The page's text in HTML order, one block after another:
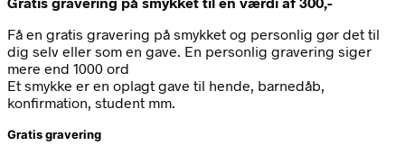
Få en gratis gravering på smykket og personlig gør det til
dig selv eller som en gave. En personlig gravering siger
mere end 1000 ord
Et smykke er en oplagt gave til hende, barnedåb,
konfirmation, student mm.
Gratis gravering